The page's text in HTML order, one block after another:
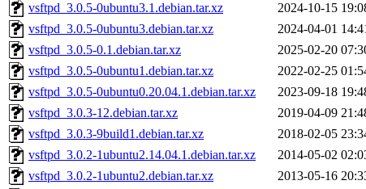
vsftpd_3.0.5-0ubuntu3.1.debian.tar.xz
2024-10-15
vsftpd_3.0.5-0ubuntu3.debian.tar.xz
2024-04-01
vsftpd_3.0.5-0.1.debian.tar.xz
2025-02-20
vsftpd_3.0.5-0ubuntu1.debian.tar.xz
2022-02-25
vsftpd_3.0.5-0ubuntu0.20.04.1.debian.tar.xz
2023-09-18
vsftpd_3.0.3-12.debian.tar.xz
2019-04-09
vsftpd_3.0.3-9build1.debian.tar.xz
2018-02-05
vsftpd_3.0.2-1ubuntu2.14.04.1.debian.tar.xz
2014-05-02
vsftpd_3.0.2-1ubuntu2.debian.tar.xz
2013-05-16